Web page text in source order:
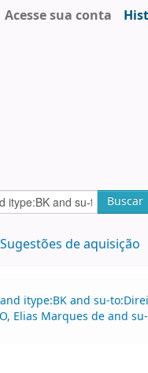
Acesse sua conta
Buscar
Sugestões de aquisição
itype:BK and su-
Elias Marques de and